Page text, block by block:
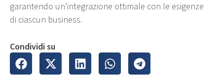
garantendo un’integrazione ottimale con le esigenze
di ciascun business.
Condividi su